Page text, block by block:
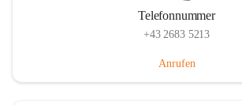
Telefonnummer
+43 2683 5213
Anrufen